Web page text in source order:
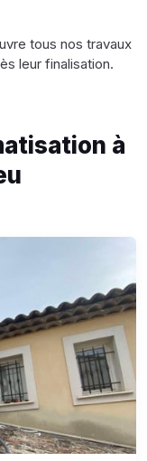
tous nos travaux
leur finalisation.
à